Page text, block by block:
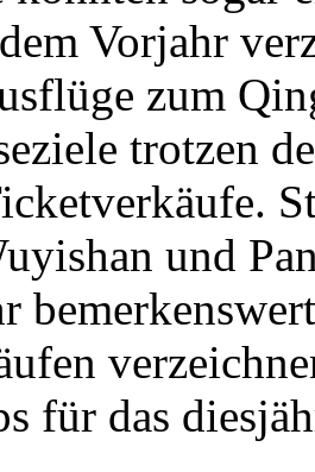
Vorjahr
zum
trotzen
und
für das